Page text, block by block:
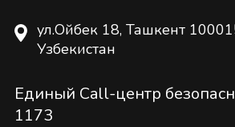
ул.Ойбек 18, Ташкент
Узбекистан
Единый Call-центр
1173